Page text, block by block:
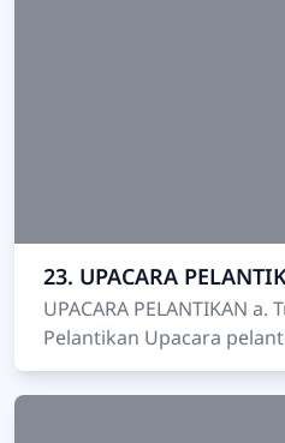
23. UPACARA
UPACARA PELANTIKAN a. Tujuan Upacara
Pelantikan Upacara pelantikan memiliki tujuan
untuk memberikan
resmi terhadap calon…